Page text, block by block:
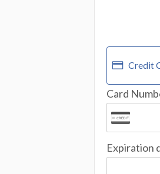
Credit
Card
Expiration